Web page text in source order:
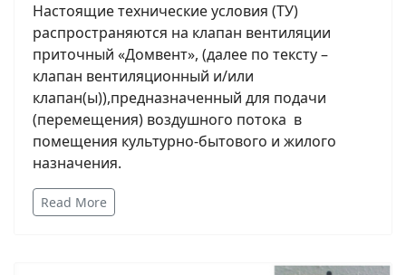
Настоящие технические условия (ТУ)
распространяются на клапан вентиляции
приточный «Домвент», (далее по тексту –
клапан вентиляционный и/или
клапан(ы)),предназначенный для подачи
(перемещения) воздушного потока в
помещения культурно-бытового и жилого
назначения.
Read More